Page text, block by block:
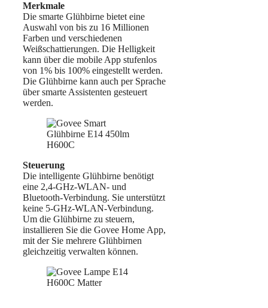
Merkmale
Die smarte Glühbirne bietet eine
Auswahl von bis zu 16 Millionen
Farben und verschiedenen
Weißschattierungen. Die Helligkeit
kann über die mobile App stufenlos
von 1% bis 100% eingestellt werden.
Die Glühbirne kann auch per Sprache
über smarte Assistenten gesteuert
werden.
Steuerung
Die intelligente Glühbirne benötigt
eine 2,4-GHz-WLAN- und
Bluetooth-Verbindung. Sie unterstützt
keine 5-GHz-WLAN-Verbindung.
Um die Glühbirne zu steuern,
installieren Sie die Govee Home App,
mit der Sie mehrere Glühbirnen
gleichzeitig verwalten können.